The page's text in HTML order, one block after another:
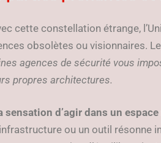
cette constellation étrange,
obsolètes ou visionnaires.
agences de sécurité vous
propres architectures.
d’agir dans un
ou un outil résonne